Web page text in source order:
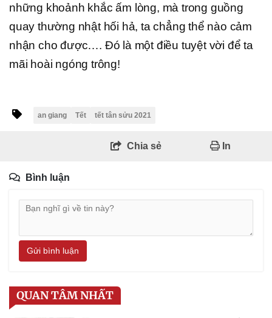
những khoảnh khắc ấm lòng, mà trong guồng
quay thường nhật hối hả, ta chẳng thể nào cảm
nhận cho được…. Đó là một điều tuyệt vời để ta
mãi hoài ngóng trông!
an giang Tết tết tân sửu 2021
Chia sẻ In
Bình luận
Gửi bình luận
QUAN TÂM NHẤT